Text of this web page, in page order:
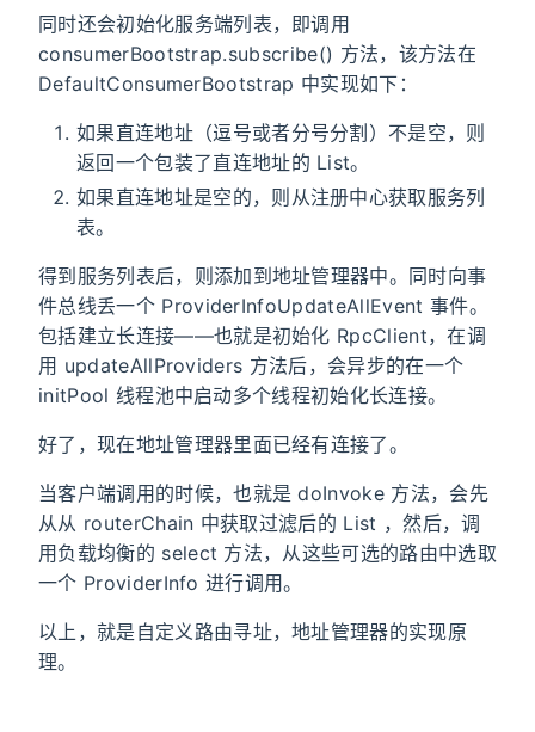
同时还会初始化服务端列表，即调用
consumerBootstrap.subscribe() 方法，该方法在
DefaultConsumerBootstrap 中实现如下：
如果直连地址（逗号或者分号分割）不是空，则
返回一个包装了直连地址的 List。
如果直连地址是空的，则从注册中心获取服务列
表。
得到服务列表后，则添加到地址管理器中。同时向事
件总线丢一个 ProviderInfoUpdateAllEvent 事件。
包括建立长连接——也就是初始化 RpcClient，在调
用 updateAllProviders 方法后，会异步的在一个
initPool 线程池中启动多个线程初始化长连接。
好了，现在地址管理器里面已经有连接了。
当客户端调用的时候，也就是 doInvoke 方法，会先
从从 routerChain 中获取过滤后的 List ，然后，调
用负载均衡的 select 方法，从这些可选的路由中选取
一个 ProviderInfo 进行调用。
以上，就是自定义路由寻址，地址管理器的实现原
理。